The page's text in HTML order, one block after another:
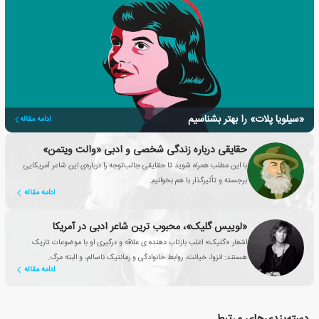
«سیلویا پلات» را بهتر بشناسیم ادامه مقاله
حقایقی درباره زندگی شخصی و ادبی «والت ویتمن»
با این مطلب همراه شوید تا حقایقی جالب‌توجه را درباره‌ی این شاعر آمریکایی
برجسته و تأثیرگذار با هم بخوانیم.
ادامه مقاله
«لوییس گلیک»، محبوب ترین شاعر ادبی در آمریکا
اشعار «گلیک» اغلب بازتاب دهنده ی علاقه و درگیری او با موضوعات تاریک
هستند: انزوا، خیانت، روابط خانوادگی و رمانتیک ناسالم، و البته مرگ.
ادامه مقاله